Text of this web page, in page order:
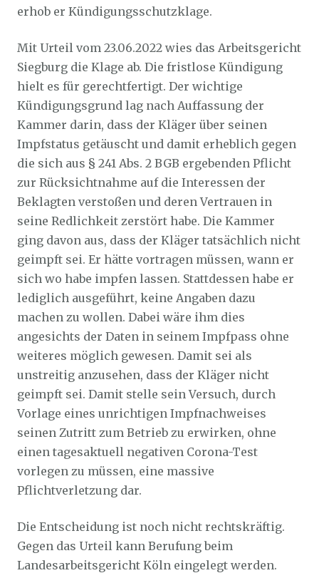
erhob er Kündigungsschutzklage.
Mit Urteil vom 23.06.2022 wies das Arbeitsgericht
Siegburg die Klage ab. Die fristlose Kündigung
hielt es für gerechtfertigt. Der wichtige
Kündigungsgrund lag nach Auffassung der
Kammer darin, dass der Kläger über seinen
Impfstatus getäuscht und damit erheblich gegen
die sich aus § 241 Abs. 2 BGB ergebenden Pflicht
zur Rücksichtnahme auf die Interessen der
Beklagten verstoßen und deren Vertrauen in
seine Redlichkeit zerstört habe. Die Kammer
ging davon aus, dass der Kläger tatsächlich nicht
geimpft sei. Er hätte vortragen müssen, wann er
sich wo habe impfen lassen. Stattdessen habe er
lediglich ausgeführt, keine Angaben dazu
machen zu wollen. Dabei wäre ihm dies
angesichts der Daten in seinem Impfpass ohne
weiteres möglich gewesen. Damit sei als
unstreitig anzusehen, dass der Kläger nicht
geimpft sei. Damit stelle sein Versuch, durch
Vorlage eines unrichtigen Impfnachweises
seinen Zutritt zum Betrieb zu erwirken, ohne
einen tagesaktuell negativen Corona-Test
vorlegen zu müssen, eine massive
Pflichtverletzung dar.
Die Entscheidung ist noch nicht rechtskräftig.
Gegen das Urteil kann Berufung beim
Landesarbeitsgericht Köln eingelegt werden.